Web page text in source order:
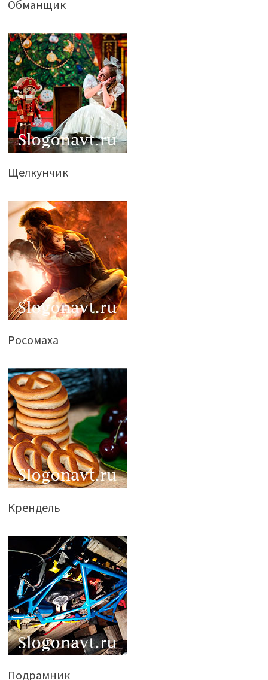
Обманщик
Щелкунчик
Росомаха
Крендель
Подрамник